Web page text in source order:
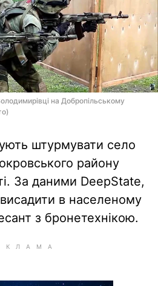
на Добропільському
штурмувати село
району
За даними DeepState,
в населеному
з бронетехнікою.